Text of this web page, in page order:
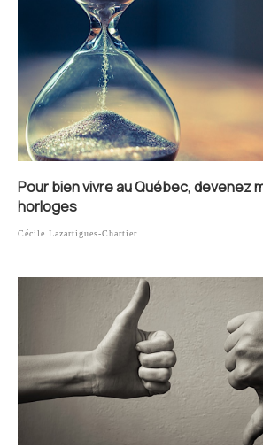
Pour bien vivre au Québec, devenez
horloges
Cécile Lazartigues-Chartier